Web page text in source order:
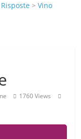
>Vino
1760 Views